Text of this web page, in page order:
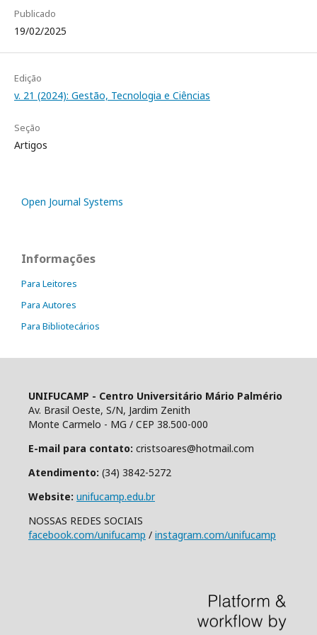
Publicado
19/02/2025
Edição
v. 21 (2024): Gestão, Tecnologia e Ciências
Seção
Artigos
Open Journal Systems
Informações
Para Leitores
Para Autores
Para Bibliotecários
UNIFUCAMP - Centro Universitário Mário Palmério
Av. Brasil Oeste, S/N, Jardim Zenith
Monte Carmelo - MG / CEP 38.500-000
E-mail para contato: cristsoares@hotmail.com
Atendimento: (34) 3842-5272
Website: unifucamp.edu.br
NOSSAS REDES SOCIAIS
facebook.com/unifucamp / instagram.com/unifucamp